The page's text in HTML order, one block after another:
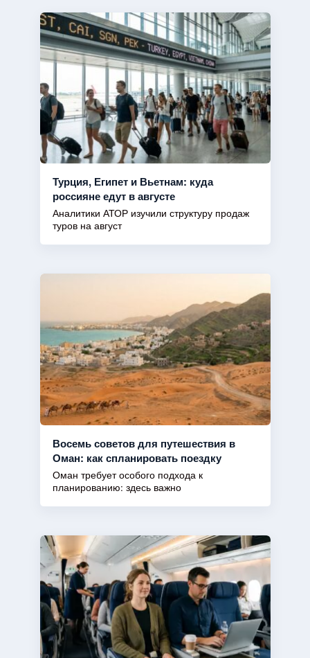
Турция, Египет и Вьетнам: куда
россияне едут в августе
Аналитики АТОР изучили структуру продаж
туров на август
Восемь советов для путешествия в
Оман: как спланировать поездку
Оман требует особого подхода к
планированию: здесь важно